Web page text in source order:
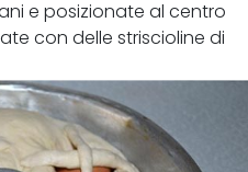
e posizionate al centro
con delle striscioline di